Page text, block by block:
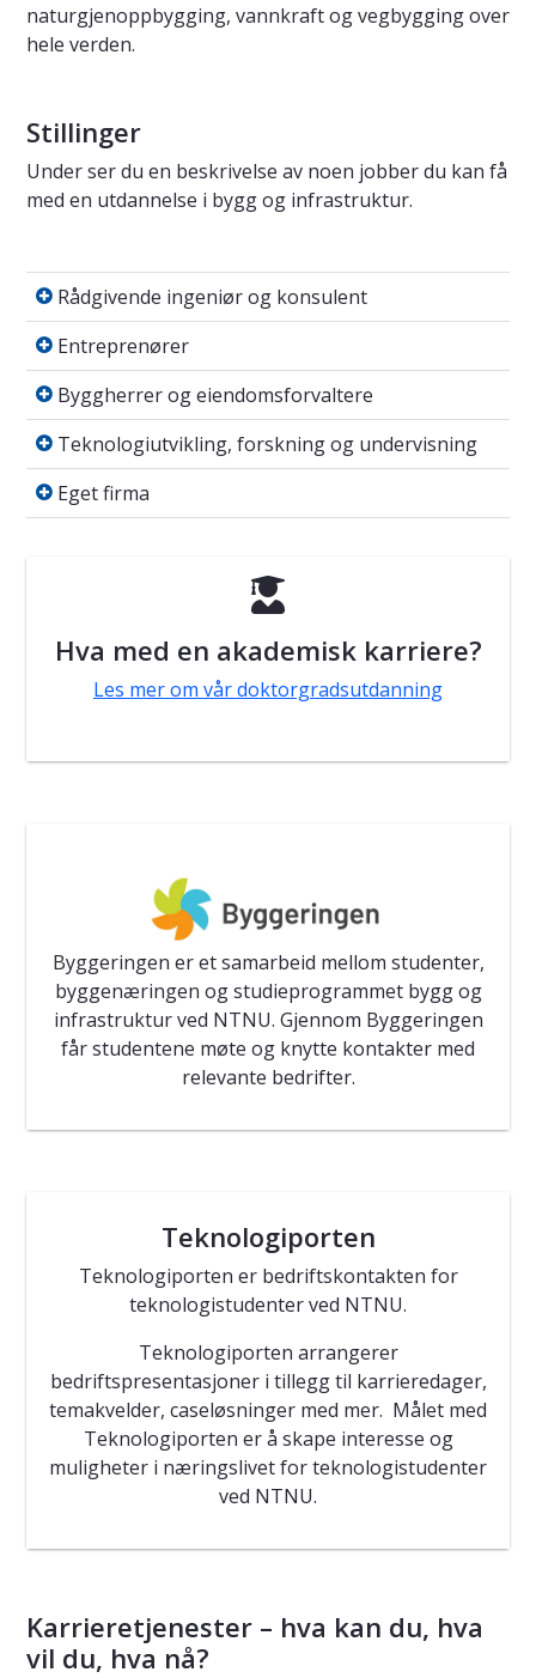
naturgjenoppbygging, vannkraft og vegbygging over
hele verden.
Stillinger
Under ser du en beskrivelse av noen jobber du kan få
med en utdannelse i bygg og infrastruktur.
Rådgivende ingeniør og konsulent
Rådgivende ingeniør og konsulent
Entreprenører
Entreprenører
Byggherrer og eiendomsforvaltere
Byggherrer og eiendomsforvaltere
Teknologiutvikling, forskning og
Teknologiutvikling, forskning og undervisning
Eget firma
Eget firma

Hva med en akademisk karriere?
Les mer om vår doktorgradsutdanning
Byggeringen er et samarbeid mellom studenter,
byggenæringen og studieprogrammet bygg og
infrastruktur ved NTNU. Gjennom Byggeringen
får studentene møte og knytte kontakter med
relevante bedrifter.
Teknologiporten
Teknologiporten er bedriftskontakten for
teknologistudenter ved NTNU.
Teknologiporten arrangerer
bedriftspresentasjoner i tillegg til karrieredager,
temakvelder, caseløsninger med mer. Målet med
Teknologiporten er å skape interesse og
muligheter i næringslivet for teknologistudenter
ved NTNU.
Karrieretjenester – hva kan du, hva
vil du, hva nå?